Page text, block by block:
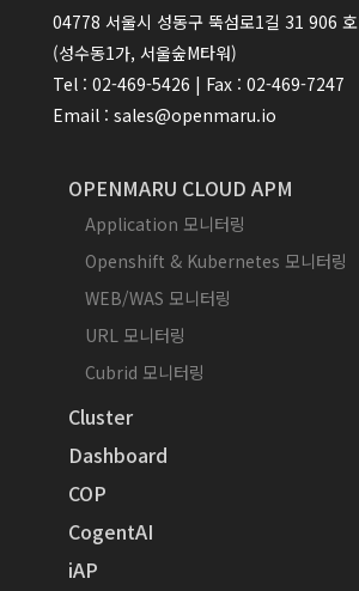
04778 서울시 성동구 뚝섬로1길 31 906 호
(성수동1가, 서울숲M타워)
Tel : 02-469-5426 | Fax : 02-469-7247
Email : sales@openmaru.io
OPENMARU CLOUD APM
Application 모니터링
Openshift & Kubernetes 모니터링
WEB/WAS 모니터링
URL 모니터링
Cubrid 모니터링
Cluster
Dashboard
COP
CogentAI
iAP